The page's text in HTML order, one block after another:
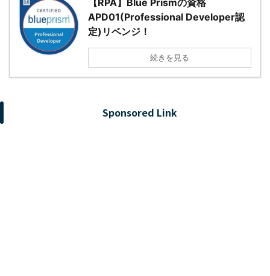
【RPA】Blue Prismの資格
APD01(Professional Developer認
定)リベンジ！
続きを見る
Sponsored Link